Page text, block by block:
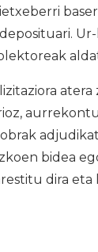
atera
bidea
dira eta